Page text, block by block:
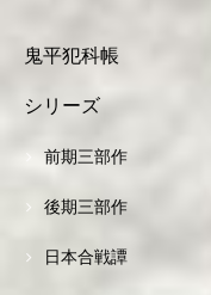
鬼平犯科帳
シリーズ
前期三部作
後期三部作
日本合戦譚